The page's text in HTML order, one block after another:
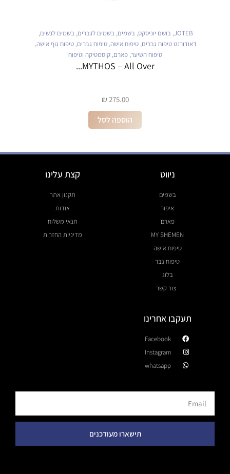
JOTEB
, בושם יוניסקס, בשמים, בשמים לגברים, בשמים לנשים,
דאודורנט טיפוח גברים, טיפוח אישה, טיפוח גברים, טיפוח גוף אישה,
טיפוח השיער,פארם,קוסמטיקה וטיפוח
MYTHOS – All Over...
275.00
₪
הוספה לסל
ניווט
בשמים
איפור
פארם
MY SHEMEN
טיפוח אישה
טיפוח גבר
בלוג
צור קשר
קצת עלינו
תקנון אתר
אודות
תנאי משלוח
מדיניות החזרות
תעקבו אחרינו
Facebook
Instagram
whatsapp
תישארו מעודכנים